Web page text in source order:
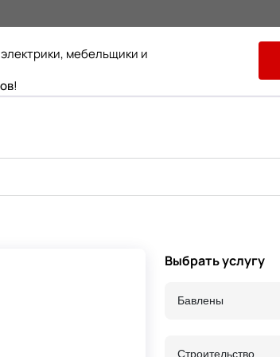
мебельщики и
!
Выбрать услугу
Бавлены
Строительство